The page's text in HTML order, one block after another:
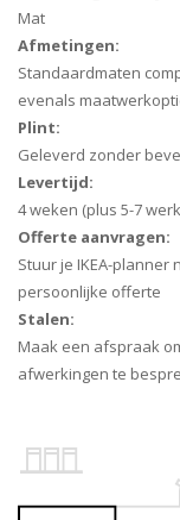
Mat
Afmetingen:
Standaardmaten
evenals
Plint:
Geleverd zonder
Levertijd:
4 weken (plus 5-7
Offerte aanvragen:
Stuur je IKEA-
persoonlijke offerte
Stalen:
Maak een afspraak
afwerkingen te